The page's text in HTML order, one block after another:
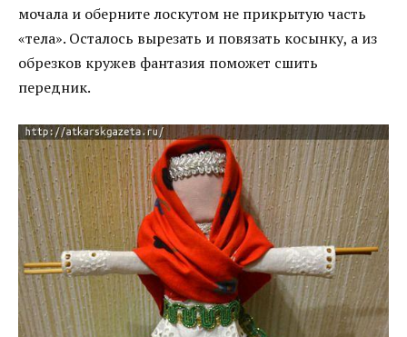
мочала и оберните лоскутом не прикрытую часть
«тела». Осталось вырезать и повязать косынку, а из
обрезков кружев фантазия поможет сшить
передник.